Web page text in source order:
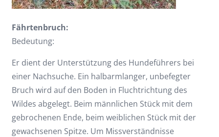
Fährtenbruch:
Bedeutung:
Er dient der Unterstützung des Hundeführers bei
einer Nachsuche. Ein halbarmlanger, unbefegter
Bruch wird auf den Boden in Fluchtrichtung des
Wildes abgelegt. Beim männlichen Stück mit dem
gebrochenen Ende, beim weiblichen Stück mit der
gewachsenen Spitze. Um Missverständnisse